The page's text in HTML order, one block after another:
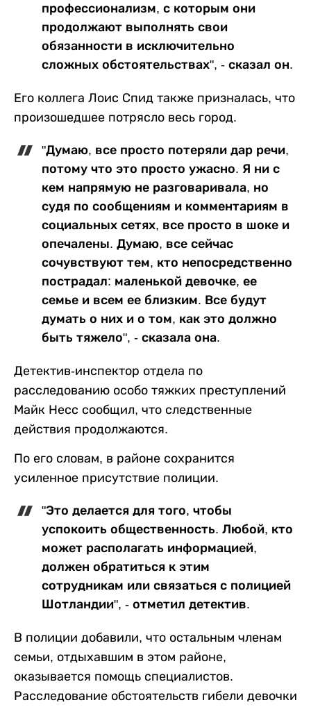
профессионализм, с которым они
продолжают выполнять свои
обязанности в исключительно
сложных обстоятельствах", - сказал он.
Его коллега Лоис Спид также призналась, что
произошедшее потрясло весь город.
"Думаю, все просто потеряли дар речи,
потому что это просто ужасно. Я ни с
кем напрямую не разговаривала, но
судя по сообщениям и комментариям в
социальных сетях, все просто в шоке и
опечалены. Думаю, все сейчас
сочувствуют тем, кто непосредственно
пострадал: маленькой девочке, ее
семье и всем ее близким. Все будут
думать о них и о том, как это должно
быть тяжело", - сказала она.
Детектив-инспектор отдела по
расследованию особо тяжких преступлений
Майк Несс сообщил, что следственные
действия продолжаются.
По его словам, в районе сохранится
усиленное присутствие полиции.
"Это делается для того, чтобы
успокоить общественность. Любой, кто
может располагать информацией,
должен обратиться к этим
сотрудникам или связаться с полицией
Шотландии", - отметил детектив.
В полиции добавили, что остальным членам
семьи, отдыхавшим в этом районе,
оказывается помощь специалистов.
Расследование обстоятельств гибели девочки